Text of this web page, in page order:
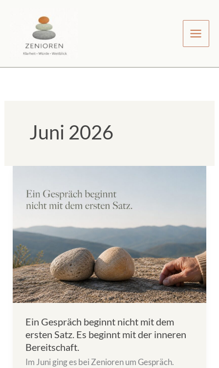
Juni 2026
Ein Gespräch beginnt nicht mit dem
ersten Satz. Es beginnt mit der inneren
Bereitschaft.
Im Juni ging es bei Zenioren um Gespräch.